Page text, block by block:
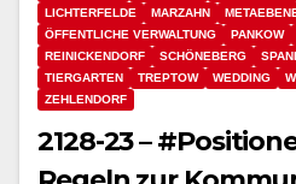
LICHTERFELDE
MARZAHN
ÖFFENTLICHE VERWALTUNG
PANKOW
REINICKENDORF
SCHÖNEBERG
TIERGARTEN
TREPTOW WEDDING
ZEHLENDORF
2128-23 – #Positionen – Wichtige